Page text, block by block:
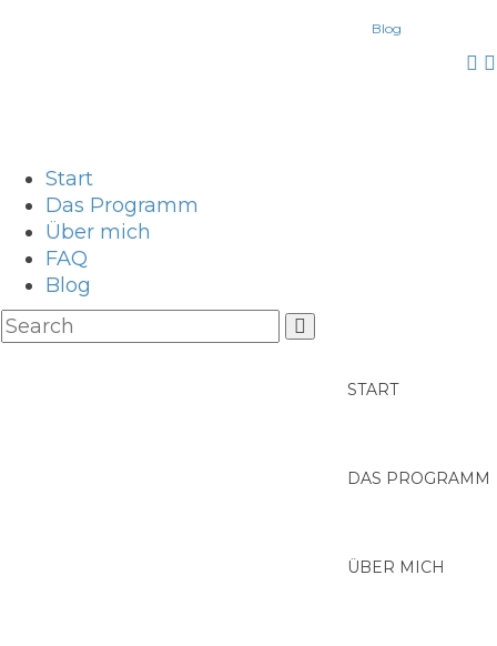
Blog
Start
Das Programm
Über mich
FAQ
Blog
START
DAS PROGRAMM
ÜBER MICH